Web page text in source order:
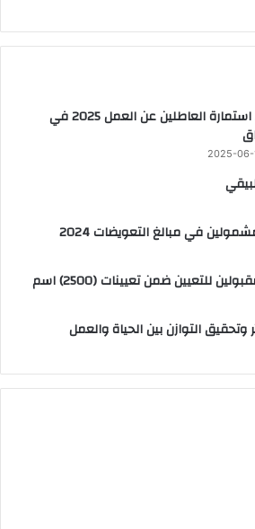
رابط استمارة العاطلين عن العمل 2025 في
2025-06-
في مبالغ التعويضات 2024
للتعيين ضمن تعيينات (2500) اسم
وتحقيق التوازن بين الحياة والعمل